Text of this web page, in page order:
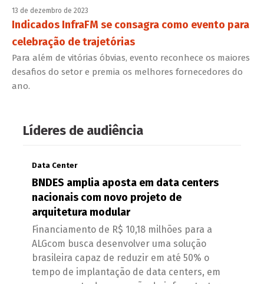
13 de dezembro de 2023
Indicados InfraFM se consagra como evento para
celebração de trajetórias
Para além de vitórias óbvias, evento reconhece os maiores
desafios do setor e premia os melhores fornecedores do
ano.
Líderes de audiência
Data Center
BNDES amplia aposta em data centers
nacionais com novo projeto de
arquitetura modular
Financiamento de R$ 10,18 milhões para a
ALGcom busca desenvolver uma solução
brasileira capaz de reduzir em até 50% o
tempo de implantação de data centers, em